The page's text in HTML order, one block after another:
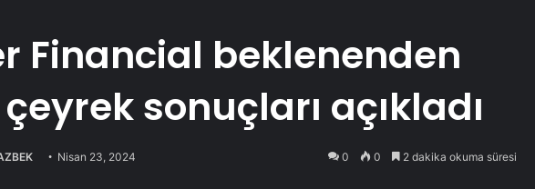
Financial beklenenden
sonuçları açıkladı
Nisan 23, 2024 0 0 2 dakika okuma süresi